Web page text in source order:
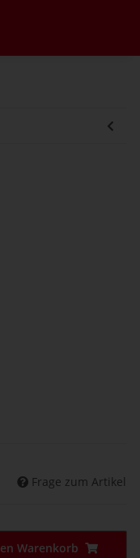
Frage zum Artikel
Warenkorb